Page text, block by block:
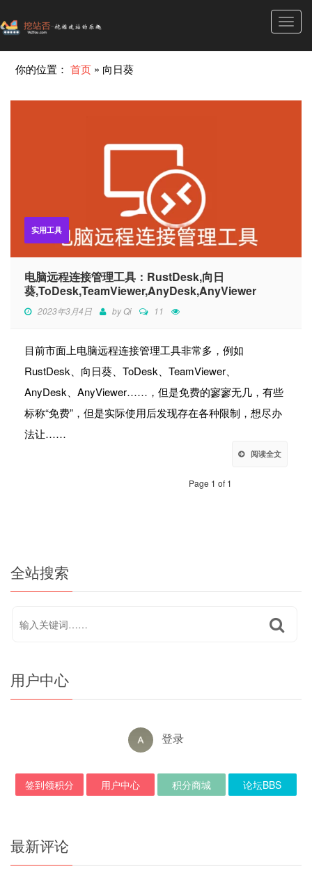
你的位置：首页 » 向日葵
实用工具
电脑远程连接管理工具：RustDesk,向日
葵,ToDesk,TeamViewer,AnyDesk,AnyViewer
2023年3月4日 byQi 11
目前市面上电脑远程连接管理工具非常多，例如
RustDesk、向日葵、ToDesk、TeamViewer、
AnyDesk、AnyViewer……，但是免费的寥寥无几，有些
标称“免费”，但是实际使用后发现存在各种限制，想尽办
法让……
阅读全文
Page 1 of 1
全站搜索
用户中心
登录
签到领积分 用户中心 积分商城 论坛BBS
最新评论